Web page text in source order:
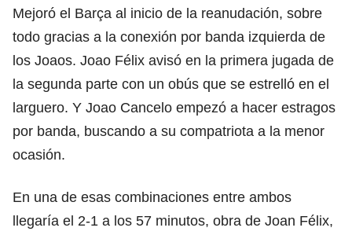
Mejoró el Barça al inicio de la reanudación, sobre
todo gracias a la conexión por banda izquierda de
los Joaos. Joao Félix avisó en la primera jugada de
la segunda parte con un obús que se estrelló en el
larguero. Y Joao Cancelo empezó a hacer estragos
por banda, buscando a su compatriota a la menor
ocasión.
En una de esas combinaciones entre ambos
llegaría el 2-1 a los 57 minutos, obra de Joan Félix,